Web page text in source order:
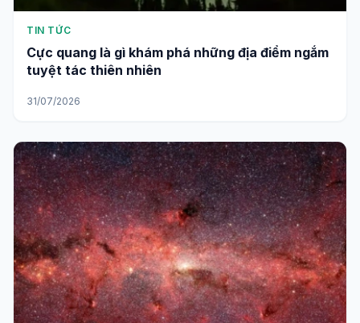
TIN TỨC
Cực quang là gì khám phá những địa điểm ngắm
tuyệt tác thiên nhiên
31/07/2026